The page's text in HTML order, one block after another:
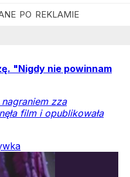
"Nigdy nie powinnam
zza
film i opublikowała